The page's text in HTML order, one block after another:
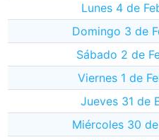
Lunes 4 de
Domingo 3 de
Sábado 2 de
Viernes 1 de
Jueves 31 de
Miércoles 30